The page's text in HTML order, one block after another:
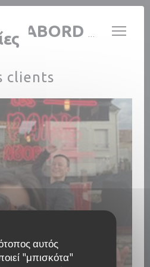
(Cookies)
αυτός
"μπισκότα"
LES COPAINS D'ABORD BY SHIRELE
clients